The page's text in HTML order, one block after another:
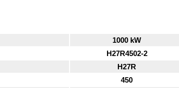
1000 kW
H27R4502-2
H27R
450